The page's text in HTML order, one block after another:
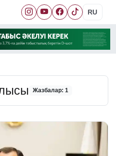
RU
Жазбалар: 1